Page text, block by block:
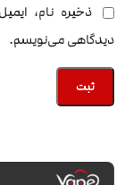
ذخیره نام،
دیدگاهی می‌نویسم.